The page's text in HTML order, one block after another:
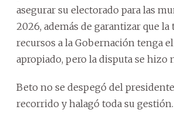
asegurar su electorado para las
2026, además de garantizar que
recursos a la Gobernación tenga
apropiado, pero la disputa se hizo
Beto no se despegó del
recorrido y halagó toda su